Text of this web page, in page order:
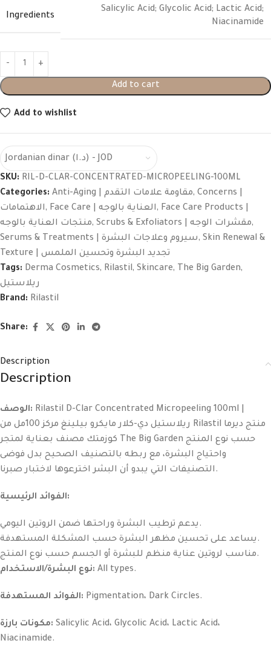
Ingredients
Salicylic Acid; Glycolic Acid; Lactic Acid;
Niacinamide
Add to cart
Add to wishlist
Jordanian dinar (د.ا) - JOD
SKU: RIL-D-CLAR-CONCENTRATED-MICROPEELING-100ML
Categories:
Anti-Aging | مقاومة علامات التقدم, Concerns |
الاهتمامات, Face Care | العناية بالوجه, Face Care Products |
منتجات العناية بالوجه, Scrubs & Exfoliators | مقشرات الوجه,
Serums & Treatments | سيروم وعلاجات البشرة, Skin Renewal &
Texture | تجديد البشرة وتحسين الملمس
Tags: Derma Cosmetics, Rilastil, Skincare, The Big Garden,
ريلاستيل
Brand: Rilastil
Share:
Description
Description
الوصف: Rilastil D-Clar Concentrated Micropeeling 100ml |
ريلاستيل دي-كلار مايكرو بيلينغ مركز 100مل من Rilastil منتج ديرما
كوزمتك مصنف بعناية لمتجر The Big Garden حسب نوع المنتج
واحتياج البشرة، مع ربطه بالتصنيف الصحيح بدل فوضى
التصنيفات التي يبدو أن البشر اخترعوها لاختبار صبرنا.
الفوائد الرئيسية:
يدعم ترطيب البشرة وراحتها ضمن الروتين اليومي.
يساعد على تحسين مظهر البشرة حسب المشكلة المستهدفة.
مناسب لروتين عناية منظم للبشرة أو الجسم حسب نوع المنتج.
نوع البشرة/الاستخدام: All types.
الفوائد المستهدفة: Pigmentation، Dark Circles.
مكونات بارزة: Salicylic Acid، Glycolic Acid، Lactic Acid،
Niacinamide.